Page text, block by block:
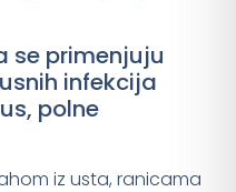
se primenjuju
infekcija
polne
iz usta, ranicama